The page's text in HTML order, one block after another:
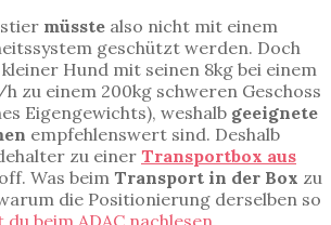
müsste also nicht mit einem
geschützt werden. Doch
Hund mit seinen 8kg bei einem
zu einem 200kg schweren Geschoss
Eigengewichts), weshalb geeignete
empfehlenswert sind. Deshalb
zu einer Transportbox aus
Was beim Transport in der Box zu
die Positionierung derselben so